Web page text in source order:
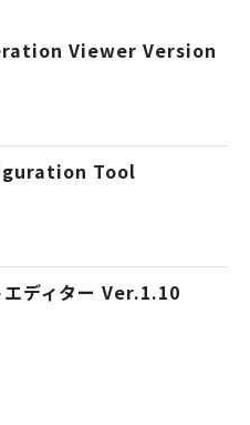
Viewer Version
Tool
ディター Ver.1.10